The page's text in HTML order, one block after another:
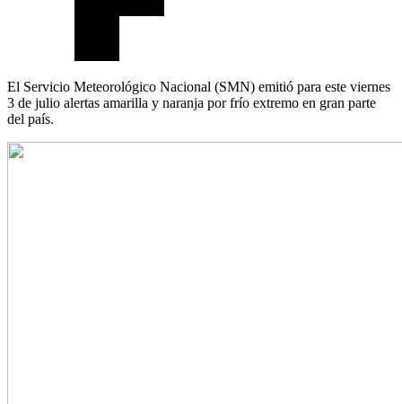
El Servicio Meteorológico Nacional (SMN) emitió para este viernes
3 de julio alertas amarilla y naranja por frío extremo en gran parte
del país.